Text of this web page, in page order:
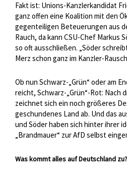
Fakt ist: Unions-Kanzlerkandidat
ganz offen eine Koalition mit den
gegenteiligen Beteuerungen aus
Rauch, da kann CSU-Chef Markus
so oft ausschließen. „Söder
Merz schon ganz im Kanzler-
Ob nun Schwarz-„Grün“ oder am
reicht, Schwarz-„Grün“-Rot: Nach
zeichnet sich ein noch größeres
geschundenes Land ab. Und das
und Söder haben sich hinter ihrer
„Brandmauer“ zur AfD selbst
Was kommt alles auf Deutschland zu?